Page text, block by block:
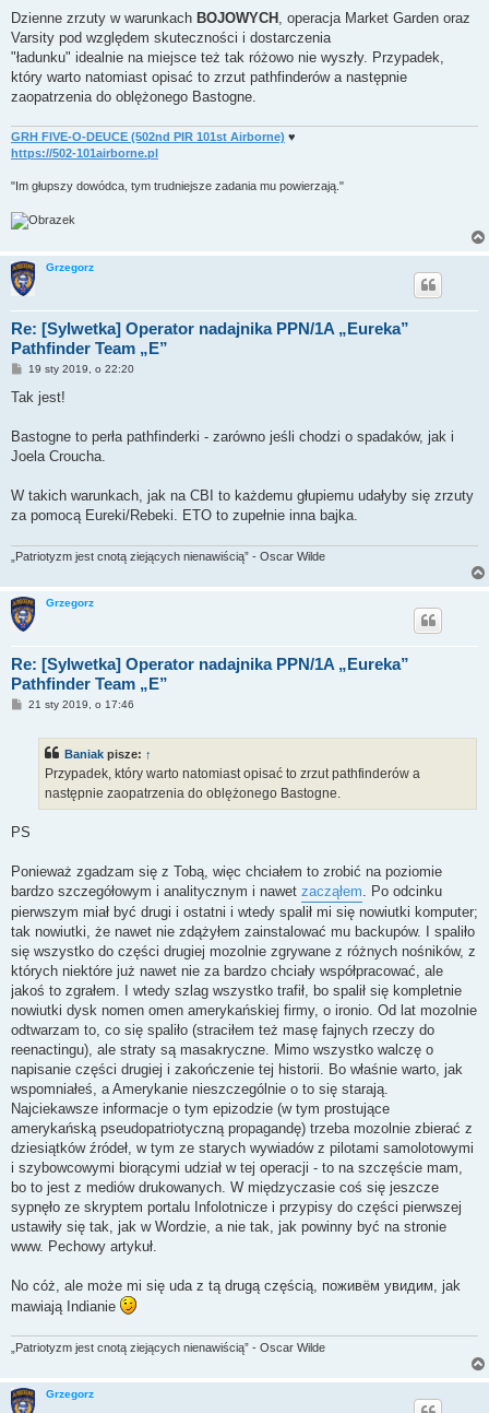
Dzienne zrzuty w warunkach BOJOWYCH
, operacja Market Garden oraz
Varsity pod względem skuteczności i dostarczenia
"ładunku" idealnie na miejsce też tak różowo nie wyszły. Przypadek,
który warto natomiast opisać to zrzut pathfinderów a następnie
zaopatrzenia do oblężonego Bastogne.
GRH FIVE-O-DEUCE (502nd PIR 101st Airborne) ♥
https://502-101airborne.pl
"Im głupszy dowódca, tym trudniejsze zadania mu powierzają."
Grzegorz
Re: [Sylwetka] Operator nadajnika PPN/1A „Eureka”
Pathfinder Team „E”
P
s
19 sty 2019, o 22:20
Tak jest!
Bastogne to perła pathfinderki - zarówno jeśli chodzi o spadaków, jak i
Joela Croucha.
W takich warunkach, jak na CBI to każdemu głupiemu udałyby się zrzuty
za pomocą Eureki/Rebeki. ETO to zupełnie inna bajka.
„Patriotyzm jest cnotą ziejących nienawiścią” - Oscar Wilde
Grzegorz
Re: [Sylwetka] Operator nadajnika PPN/1A „Eureka”
Pathfinder Team „E”
P21 sty 2019, o 17:46
Baniak pisze: ↑
Przypadek, który warto natomiast opisać to zrzut pathfinderów a
następnie zaopatrzenia do oblężonego Bastogne.
PS
Ponieważ zgadzam się z Tobą, więc chciałem to zrobić na poziomie
bardzo szczegółowym i analitycznym i nawet zacząłem . Po odcinku
pierwszym miał być drugi i ostatni i wtedy spalił mi się nowiutki komputer;
tak nowiutki, że nawet nie zdążyłem zainstalować mu backupów. I spaliło
się wszystko do części drugiej mozolnie zgrywane z różnych nośników, z
których niektóre już nawet nie za bardzo chciały współpracować, ale
jakoś to zgrałem. I wtedy szlag wszystko trafił, bo spalił się kompletnie
nowiutki dysk nomen omen amerykańskiej firmy, o ironio. Od lat mozolnie
odtwarzam to, co się spaliło (straciłem też masę fajnych rzeczy do
reenactingu), ale straty są masakryczne. Mimo wszystko walczę o
napisanie części drugiej i zakończenie tej historii. Bo właśnie warto, jak
wspomniałeś, a Amerykanie nieszczególnie o to się starają.
Najciekawsze informacje o tym epizodzie (w tym prostujące
amerykańską pseudopatriotyczną propagandę) trzeba mozolnie zbierać z
dziesiątków źródeł, w tym ze starych wywiadów z pilotami samolotowymi
i szybowcowymi biorącymi udział w tej operacji - to na szczęście mam,
bo to jest z mediów drukowanych. W międzyczasie coś się jeszcze
sypnęło ze skryptem portalu Infolotnicze i przypisy do części pierwszej
ustawiły się tak, jak w Wordzie, a nie tak, jak powinny być na stronie
www. Pechowy artykuł.
No cóż, ale może mi się uda z tą drugą częścią, поживём увидим, jak
mawiają Indianie
„Patriotyzm jest cnotą ziejących nienawiścią” - Oscar Wilde
Grzegorz